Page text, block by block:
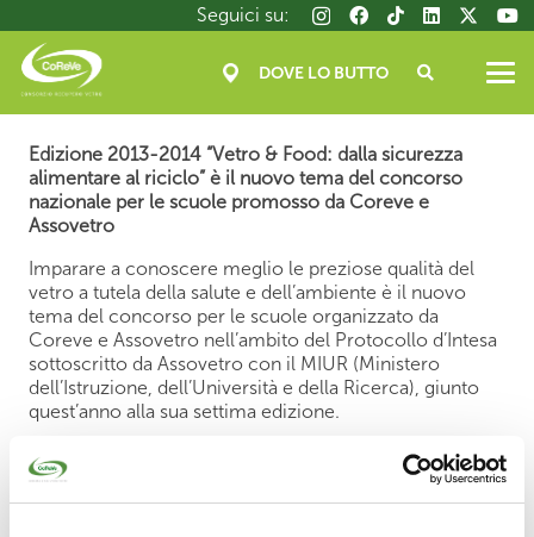
al
contenuto
principale
Seguici su:
DOVE LO BUTTO
Edizione 2013-2014 “Vetro & Food: dalla sicurezza
alimentare al riciclo” è il nuovo tema del concorso
nazionale per le scuole promosso da Coreve e
Assovetro
Imparare a conoscere meglio le preziose qualità del
vetro a tutela della salute e dell’ambiente è il nuovo
tema del concorso per le scuole organizzato da
Coreve e Assovetro nell’ambito del Protocollo d’Intesa
sottoscritto da Assovetro con il MIUR (Ministero
dell’Istruzione, dell’Università e della Ricerca), giunto
quest’anno alla sua settima edizione.
Le classi quarte e quinte della Scuola Primaria e le
classi prime e seconde della Scuola Secondaria di I
grado di tutto il territorio nazionale si sono sfidate in